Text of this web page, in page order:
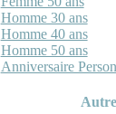
Homme 30 ans
Homme 40 ans
Homme 50 ans
Anniversaire